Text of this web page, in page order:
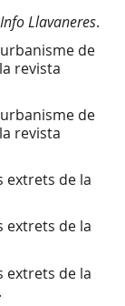
Info Llavaneres.
de
revista
de
revista
extrets de la
extrets de la
extrets de la
.